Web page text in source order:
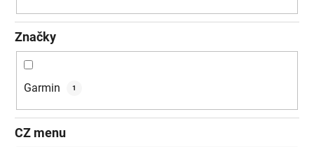
Značky
Garmin 1
CZ menu